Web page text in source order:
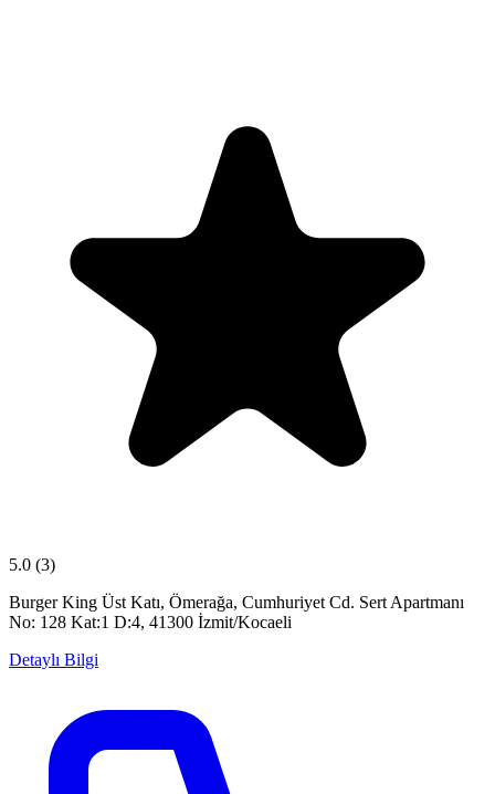
5.0 (3)
Burger King Üst Katı, Ömerağa, Cumhuriyet Cd. Sert Apartmanı
No: 128 Kat:1 D:4, 41300 İzmit/Kocaeli
Detaylı Bilgi